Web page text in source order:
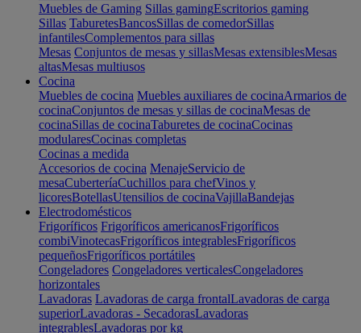
Muebles de Gaming Sillas gamingEscritorios gaming
Sillas TaburetesBancosSillas de comedorSillas
infantilesComplementos para sillas
Mesas Conjuntos de mesas y sillasMesas extensiblesMesas
altasMesas multiusos
Cocina
Muebles de cocina Muebles auxiliares de cocinaArmarios de
cocinaConjuntos de mesas y sillas de cocinaMesas de
cocinaSillas de cocinaTaburetes de cocinaCocinas
modularesCocinas completas
Cocinas a medida
Accesorios de cocina MenajeServicio de
mesaCuberteríaCuchillos para chefVinos y
licoresBotellasUtensilios de cocinaVajillaBandejas
Electrodomésticos
Frigoríficos Frigoríficos americanosFrigoríficos
combiVinotecasFrigoríficos integrablesFrigoríficos
pequeñosFrigoríficos portátiles
Congeladores Congeladores verticalesCongeladores
horizontales
Lavadoras Lavadoras de carga frontalLavadoras de carga
superiorLavadoras - SecadorasLavadoras
integrablesLavadoras por kg